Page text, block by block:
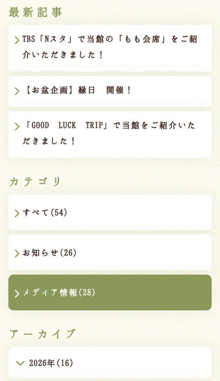
最新記事
TBS「Nスタ」で当館の「もも会席」をご紹
介いただきました！
【お盆企画】縁日 開催！
「GOOD LUCK TRIP」で当館をご紹介いた
だきました！
カテゴリ
すべて(54)
お知らせ(26)
メディア情報(28)
アーカイブ
2026年(16)